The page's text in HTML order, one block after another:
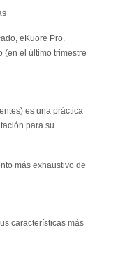
eKuore Pro.
(en el último trimestre
es una práctica
para su
más exhaustivo de
características más